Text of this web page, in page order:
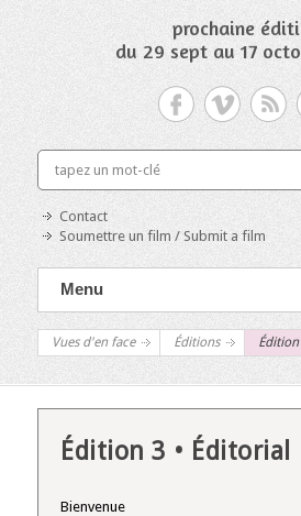
prochaine
du 29 sept au 17
Contact
Soumettre un film / Submit a film
Menu
Vues d'en face Éditions
Édition 3 • Éditorial
Bienvenue